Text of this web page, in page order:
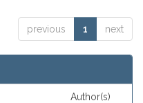
previous 1 next
Author(s)